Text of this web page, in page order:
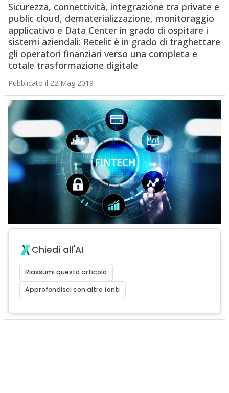
Sicurezza, connettività, integrazione tra private e
public cloud, dematerializzazione, monitoraggio
applicativo e Data Center in grado di ospitare i
sistemi aziendali: Retelit è in grado di traghettare
gli operatori finanziari verso una completa e
totale trasformazione digitale
Pubblicato il 22 Mag 2019
Chiedi all'AI
Riassumi questo articolo
Approfondisci con altre fonti